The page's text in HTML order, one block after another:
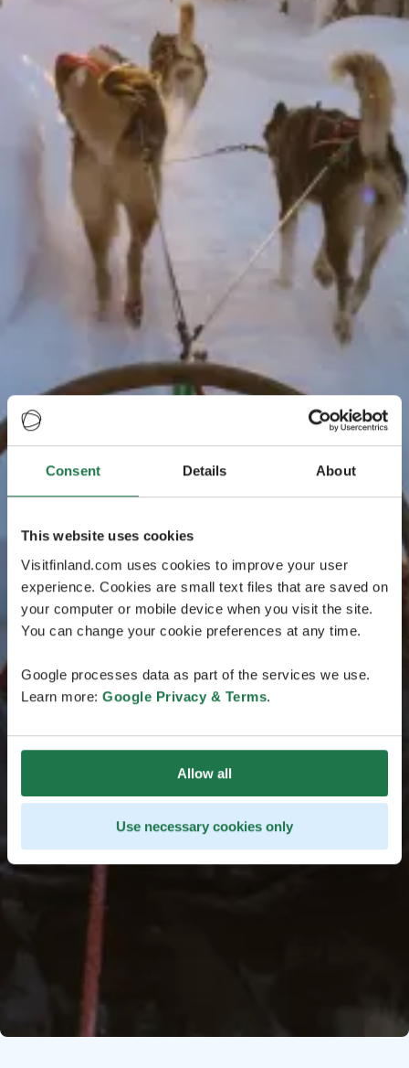
Consent Details About
This website uses cookies
Visitfinland.com uses cookies to improve your user
experience. Cookies are small text files that are saved on
your computer or mobile device when you visit the site.
You can change your cookie preferences at any time.
Google processes data as part of the services we use.
Learn more: Google Privacy & Terms.
Allow all
Use necessary cookies only